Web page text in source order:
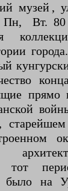
музей ,
Пн, Вт.
прямо
тот
было на